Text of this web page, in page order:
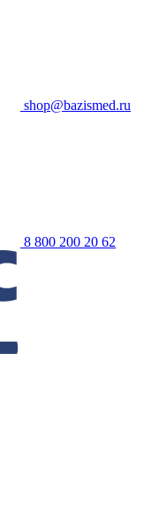
shop@bazismed.ru
8 800 200 20 62